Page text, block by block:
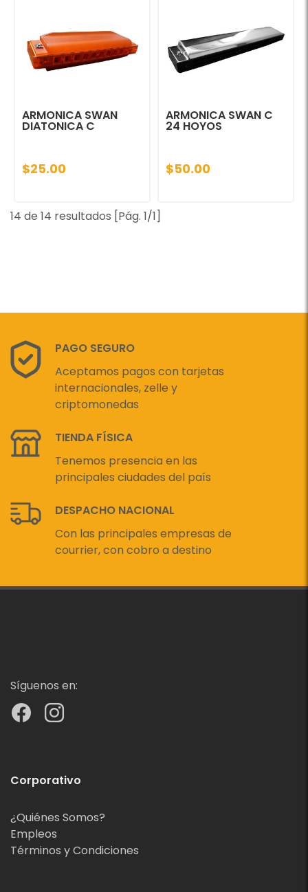
ARMONICA SWAN
DIATONICA C
$25.00
ARMONICA SWAN C
24 HOYOS
$50.00
14 de 14 resultados [Pág. 1/1]
PAGO SEGURO
Aceptamos pagos con tarjetas
internacionales, zelle y
criptomonedas
TIENDA FÍSICA
Tenemos presencia en las
principales ciudades del país
DESPACHO NACIONAL
Con las principales empresas de
courrier, con cobro a destino
Síguenos en:
Corporativo
¿Quiénes Somos?
Empleos
Términos y Condiciones